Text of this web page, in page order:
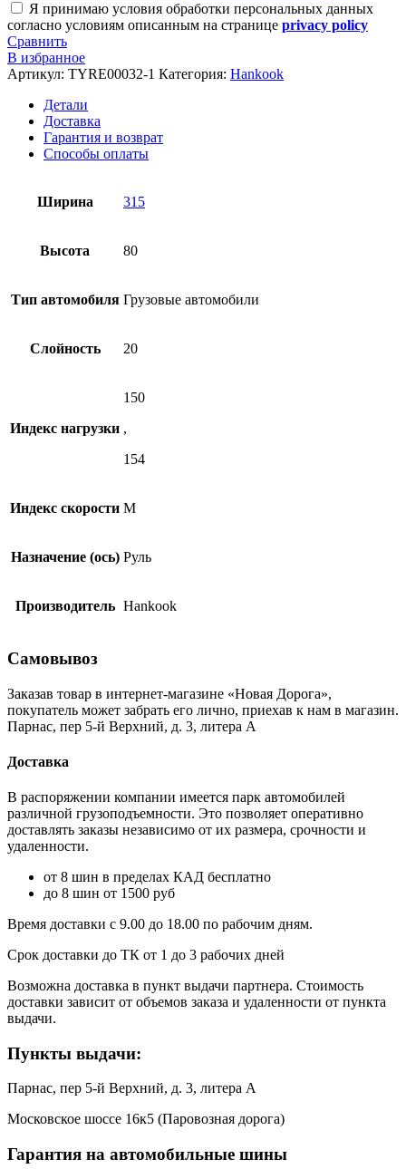
Я принимаю условия обработки персональных данных
согласно условиям описанным на странице privacy policy
Сравнить
В избранное
Артикул: TYRE00032-1 Категория: Hankook
Детали
Доставка
Гарантия и возврат
Способы оплаты
Ширина 315
Высота 80
Тип автомобиля Грузовые автомобили
Слойность 20
Индекс нагрузки
150
,
154
Индекс скорости M
Назначение (ось) Руль
Производитель Hankook
Самовывоз
Заказав товар в интернет-магазине «Новая Дорога»,
покупатель может забрать его лично, приехав к нам в магазин.
Парнас, пер 5-й Верхний, д. 3, литера А
Доставка
В распоряжении компании имеется парк автомобилей
различной грузоподъемности. Это позволяет оперативно
доставлять заказы независимо от их размера, срочности и
удаленности.
от 8 шин в пределах КАД бесплатно
до 8 шин от 1500 руб
Время доставки с 9.00 до 18.00 по рабочим дням.
Срок доставки до ТК от 1 до 3 рабочих дней
Возможна доставка в пункт выдачи партнера. Стоимость
доставки зависит от объемов заказа и удаленности от пункта
выдачи.
Пункты выдачи:
Парнас, пер 5-й Верхний, д. 3, литера А
Московское шоссе 16к5 (Паровозная дорога)
Гарантия на автомобильные шины